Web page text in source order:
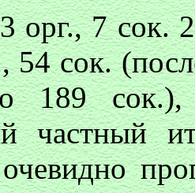
орг., 7 сок.
54 сок.
189
частный